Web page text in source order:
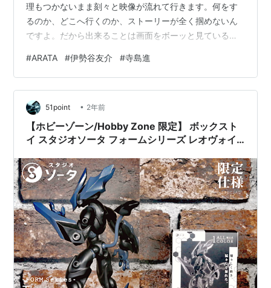
理もつかないまま刻々と映像が流れて行きます。何をす
るのか、どこへ行くのか、ストーリーが全く掴めないん
ですよ。だから出来ることは画面をボーッと見ているく
目で音声もところによっては聴きづらく、まるでホーム
ビデオでも回しているかのようです。公開は2001年。そ
のため登場する役者もそれなりに若く、この人かと興味
の矛先は知らぬ間にストーリーから逃避してしまってま
す。抑揚もなく他人の生活を垣間見る程度ですから面白
いとかの次元ではありません。これで二時間越え。…
#ARATA #伊勢谷友介 #寺島進
51point • 2年前
【ホビーゾーン/Hobby Zone 限定】 ボックスト
イ スタジオソータ フォームシリーズ レオヴォイ